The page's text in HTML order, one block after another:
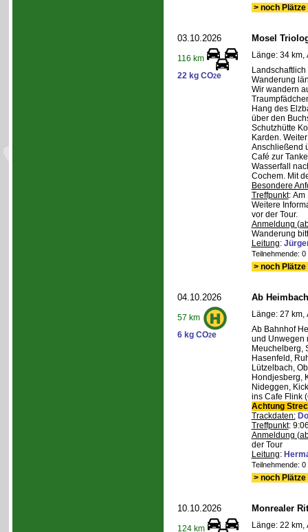
> noch
03.10.2026
116 km
22 kg CO2e
Mosel
Länge: 34 km,
Wanderung
Wir wandern
Hang des
über den
Schutzhütte
Karden.
Anschließend
Café zur
Wasserfall
Cochem. Mit
Besondere
Treffpunkt: Am
Weitere
vor der Tour.
Anmeldung
Wanderung
Leitung:
Teilnehmende:
> noch
04.10.2026
57 km
6 kg CO2e
Ab
Länge: 27 km,
Ab Bahnhof
und Unwegen
Meuchelberg,
Hasenfeld,
Lützelbach,
Hondjesberg,
Nideggen,
ins Cafe Flink
Achtung
Trackdaten:
Treffpunkt:
Anmeldung
der Tour
Leitung:
Teilnehmende:
> noch
10.10.2026
124 km
Monrealer
Länge: 22 km,